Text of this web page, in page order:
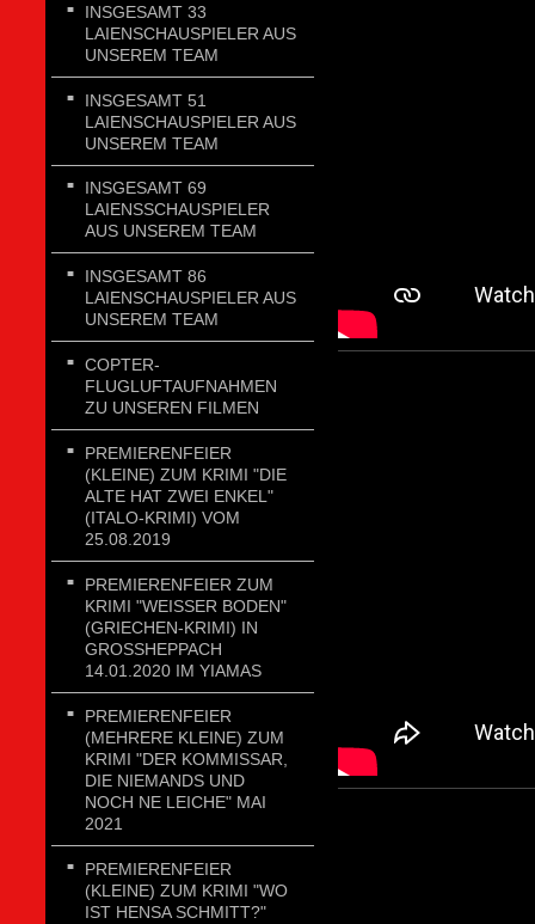
INSGESAMT 33
LAIENSCHAUSPIELER AUS
UNSEREM TEAM
INSGESAMT 51
LAIENSCHAUSPIELER AUS
UNSEREM TEAM
INSGESAMT 69
LAIENSSCHAUSPIELER
AUS UNSEREM TEAM
INSGESAMT 86
LAIENSCHAUSPIELER AUS
UNSEREM TEAM
COPTER-
FLUGLUFTAUFNAHMEN
ZU UNSEREN FILMEN
PREMIERENFEIER
(KLEINE) ZUM KRIMI "DIE
ALTE HAT ZWEI ENKEL"
(ITALO-KRIMI) VOM
25.08.2019
PREMIERENFEIER ZUM
KRIMI "WEISSER BODEN"
(GRIECHEN-KRIMI) IN
GROSSHEPPACH 1
4.01.2020 IM YIAMAS
PREMIERENFEIER
(MEHRERE KLEINE) ZUM
KRIMI "DER KOMMISSAR,
DIE NIEMANDS UND
NOCH NE LEICHE" MAI
2021
PREMIERENFEIER
(KLEINE) ZUM KRIMI "WO
IST HENSA SCHMITT?"